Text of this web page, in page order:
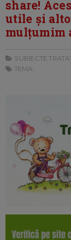
share!
utile și
mulțumim
SUBIECTE
TEMA: